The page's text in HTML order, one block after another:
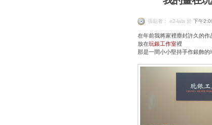
e2-lala
張貼者： e2-lala 於 下午
在年前我將家裡塵封許久的作
放在玩銀工作室裡
那是一間小小堅持手作銀飾的